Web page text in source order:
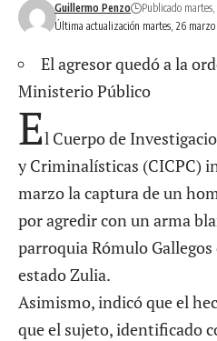
Última actualización martes, 26
Guillermo Penzo Publicado
El agresor quedó a la
Ministerio Público
El Cuerpo de
y Criminalísticas (CICPC)
marzo la captura de un
por agredir con un arma
parroquia Rómulo
estado Zulia.
Asimismo, indicó que el
que el sujeto, identificado